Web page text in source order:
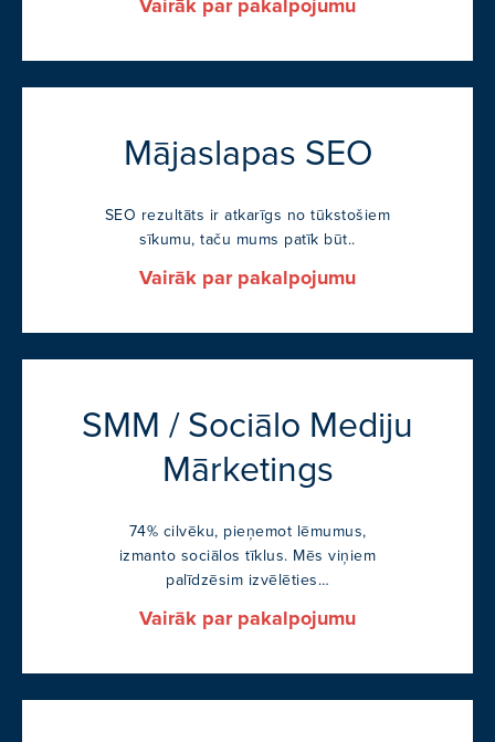
Vairāk par pakalpojumu
Mājaslapas SEO
SEO rezultāts ir atkarīgs no tūkstošiem
sīkumu, taču mums patīk būt..
Vairāk par pakalpojumu
SMM / Sociālo Mediju
Mārketings
74% cilvēku, pieņemot lēmumus,
izmanto sociālos tīklus. Mēs viņiem
palīdzēsim izvēlēties…
Vairāk par pakalpojumu